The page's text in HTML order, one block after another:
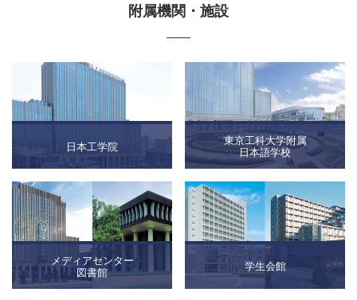
附属機関・施設
日本工学院
東京工科大学附属
日本語学校
メディアセンター
図書館
学生会館